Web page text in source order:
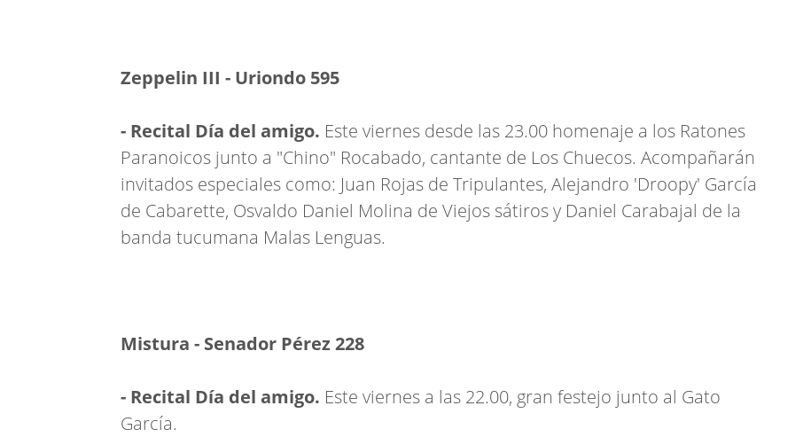
Zeppelin III - Uriondo 595
- Recital Día del amigo. Este viernes desde las 23.00 homenaje a los Ratones
Paranoicos junto a "Chino" Rocabado, cantante de Los Chuecos. Acompañarán
invitados especiales como: Juan Rojas de Tripulantes, Alejandro 'Droopy' García
de Cabarette, Osvaldo Daniel Molina de Viejos sátiros y Daniel Carabajal de la
banda tucumana Malas Lenguas.
Mistura - Senador Pérez 228
- Recital Día del amigo. Este viernes a las 22.00, gran festejo junto al Gato
García.